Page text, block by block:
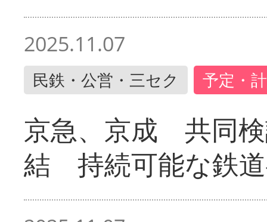
2025.11.07
民鉄・公営・三セク 予定・
京急、京成 共同
結 持続可能な鉄